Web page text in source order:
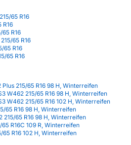
65 R16
R16
R16
65 R16
65 R16
65 R16
215/65 R16 98 H, Winterreifen
W462 215/65 R16 98 H, Winterreifen
W462 215/65 R16 102 H, Winterreifen
65 R16 98 H, Winterreifen
215/65 R16 98 H, Winterreifen
R16C 109 R, Winterreifen
R16 102 H, Winterreifen